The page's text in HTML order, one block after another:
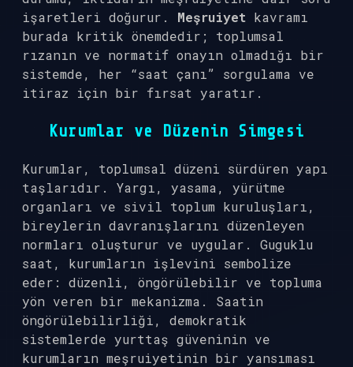
işaretleri doğurur. Meşruiyet kavramı
burada kritik önemdedir; toplumsal
rızanın ve normatif onayın olmadığı bir
sistemde, her “saat çanı” sorgulama ve
itiraz için bir fırsat yaratır.
Kurumlar ve Düzenin Simgesi
Kurumlar, toplumsal düzeni sürdüren yapı
taşlarıdır. Yargı, yasama, yürütme
organları ve sivil toplum kuruluşları,
bireylerin davranışlarını düzenleyen
normları oluşturur ve uygular. Guguklu
saat, kurumların işlevini sembolize
eder: düzenli, öngörülebilir ve topluma
yön veren bir mekanizma. Saatin
öngörülebilirliği, demokratik
sistemlerde yurttaş güveninin ve
kurumların meşruiyetinin bir yansıması